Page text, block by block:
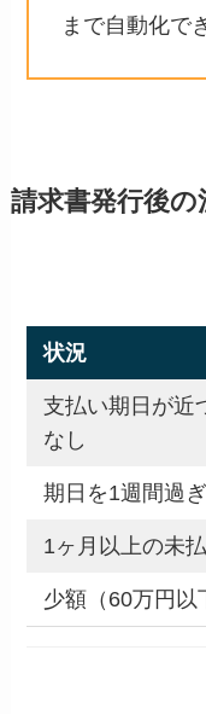
まで自動化で
請求書発行後
状況
支払い期日が近
なし
期日を1週間過
1ヶ月以上の未
少額（60万円以